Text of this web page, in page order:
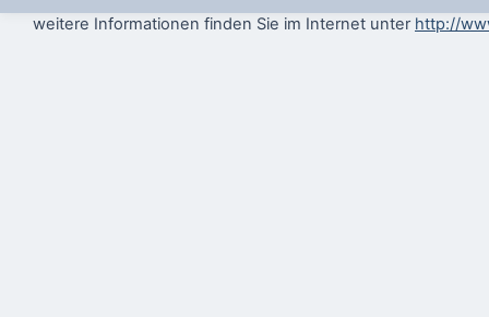
weitere Informationen finden Sie im Internet unter http://